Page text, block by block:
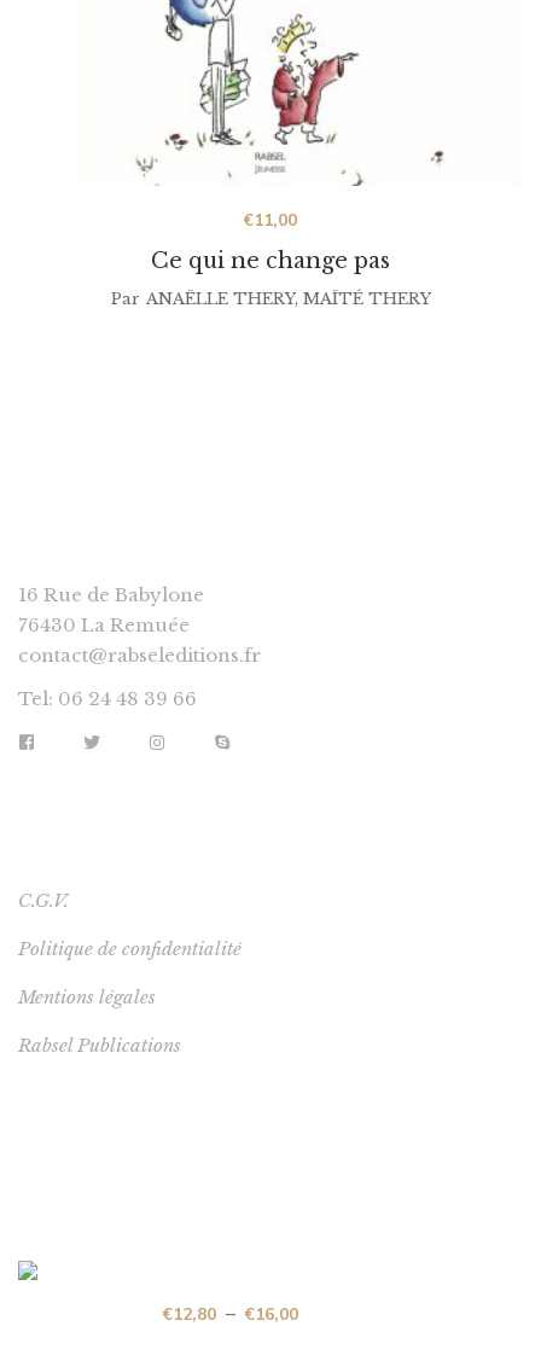
Ce qui ne change pas
€11,00
Par ANAËLLE THERY, MAÏTÉ THERY
16 Rue de Babylone
76430 La Remuée
contact@rabseleditions.fr
Tel: 06 24 48 39 66
C.G.V.
Politique de confidentialité
Mentions légales
Rabsel Publications
€12,80 – €16,00